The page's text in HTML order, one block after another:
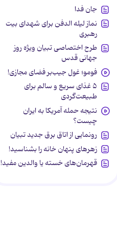
جان فدا
نماز لیله الدفن برای شهدای بیت
رهبری
طرح اختصاصی تبیان ویژه روز
جهانی قدس
فومو؛ غول جیب‌بر فضای مجازی!
۵ غذای سریع و سالم برای
طبیعت‌گردی
نتیجه حمله آمریکا به ایران
چیست؟
رونمایی از اتاق برق جدید تبیان
زهرهای پنهان خانه را بشناسید!
قهرمان‌های خسته یا والدین مفید!